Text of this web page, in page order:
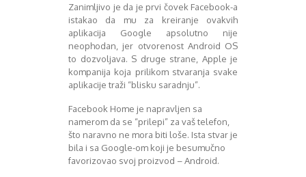
Zanimljivo je da je prvi čovek Facebook-a
istakao da mu za kreiranje ovakvih
aplikacija Google apsolutno nije
neophodan, jer otvorenost Android OS
to dozvoljava. S druge strane, Apple je
kompanija koja prilikom stvaranja svake
aplikacije traži “blisku saradnju”.
Facebook Home je napravljen sa
namerom da se “prilepi” za vaš telefon,
što naravno ne mora biti loše. Ista stvar je
bila i sa Google-om koji je besumučno
favorizovao svoj proizvod – Android.